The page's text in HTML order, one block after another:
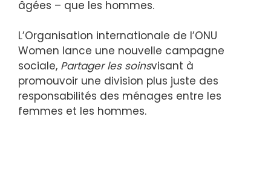
âgées – que les hommes.
L’Organisation internationale de l’ONU
Women lance une nouvelle campagne
sociale, Partager les soinsvisant à
promouvoir une division plus juste des
responsabilités des ménages entre les
femmes et les hommes.